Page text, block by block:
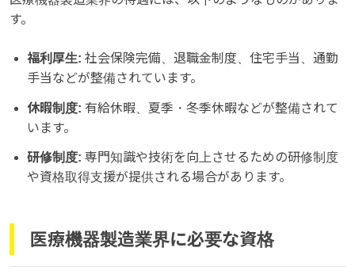
す。
福利厚生: 社会保険完備、退職金制度、住宅手当、通勤
手当などが整備されています。
休暇制度: 有給休暇、夏季・冬季休暇などが整備されて
います。
研修制度: 専門知識や技術を向上させるための研修制度
や資格取得支援が提供される場合があります。
医療機器製造業界に必要な資格